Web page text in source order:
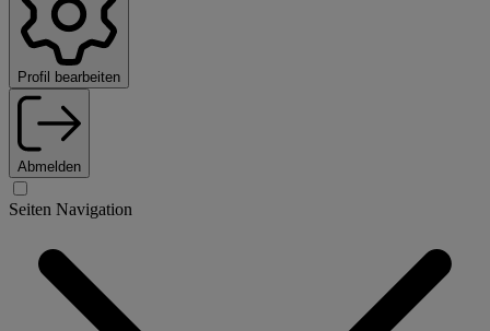
Profil bearbeiten
Abmelden
Seiten Navigation